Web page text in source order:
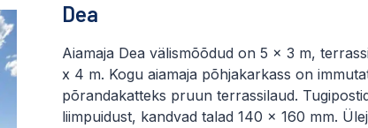
Dea
Aiamaja Dea välismõõdud on 5 x 3 m,
x 4 m. Kogu aiamaja põhjakarkass on
põrandakatteks pruun terrassilaud.
liimpuidust, kandvad talad 140 x 160 mm.